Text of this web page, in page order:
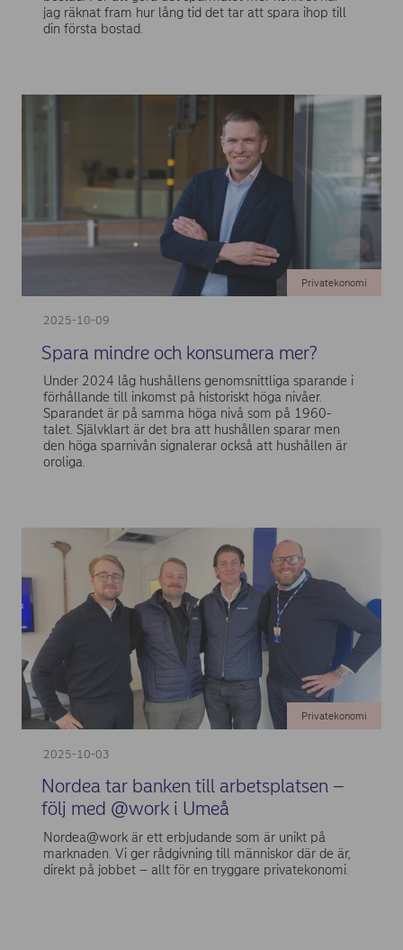
jag räknat fram hur lång tid det tar att spara ihop till
din första bostad.
2025-10-09
Privatekonomi
Spara mindre och konsumera mer?
Under 2024 låg hushållens genomsnittliga sparande i
förhållande till inkomst på historiskt höga nivåer.
Sparandet är på samma höga nivå som på 1960-
talet. Självklart är det bra att hushållen sparar men
den höga sparnivån signalerar också att hushållen är
oroliga.
2025-10-03
Privatekonomi
Nordea tar banken till arbetsplatsen –
följ med @work i Umeå
Nordea@work är ett erbjudande som är unikt på
marknaden. Vi ger rådgivning till människor där de är,
direkt på jobbet – allt för en tryggare privatekonomi.